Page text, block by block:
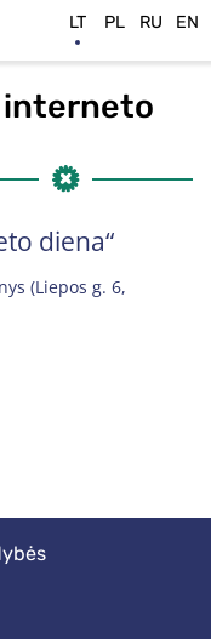
interneto
diena“
(Liepos g. 6,
LT PL RU EN